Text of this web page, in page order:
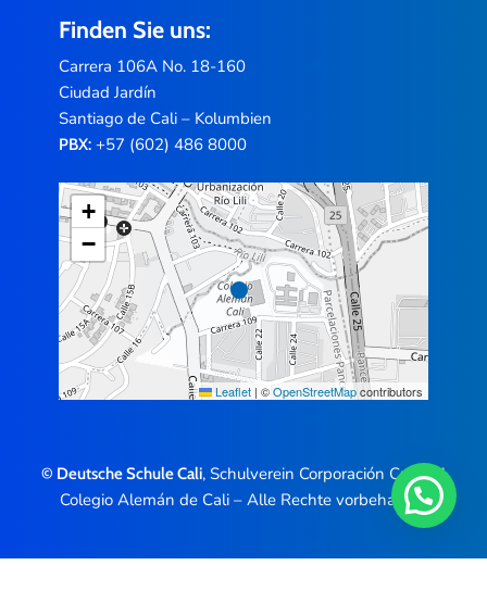
Finden Sie uns:
Carrera 106A No. 18-160
Ciudad Jardín
Santiago de Cali – Kolumbien
PBX:+57 (602) 486 8000
+
−
Leaflet | ©OpenStreetMapcontributors
© Deutsche Schule Cali, Schulverein Corporación Cultural
Colegio Alemán de Cali – Alle Rechte vorbehalten.